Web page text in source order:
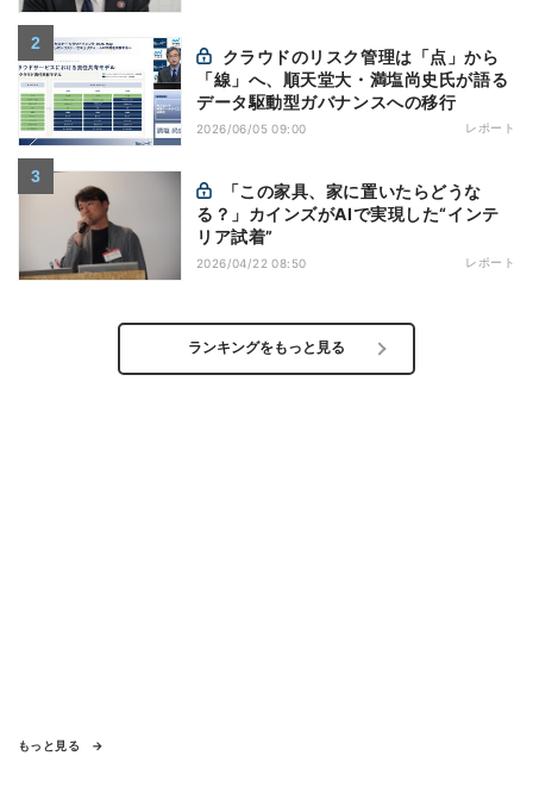
「線」へ、順天堂大・満塩尚史氏が語る
データ駆動型ガバナンスへの移行
2026/06/05 09:00 レポート
る？」カインズがAIで実現した“インテ
リア試着”
2026/04/22 08:50 レポート
ランキングをもっと見る
もっと見る